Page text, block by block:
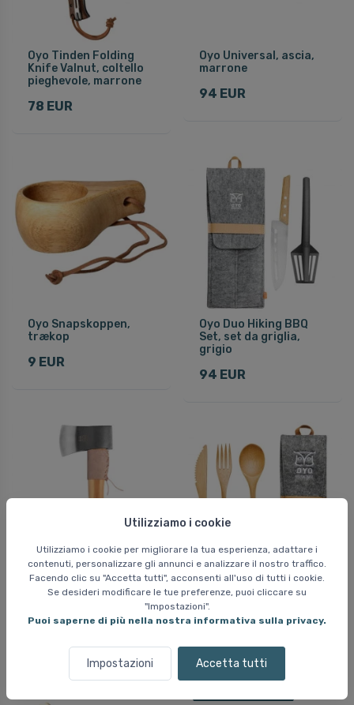
Utilizziamo i cookie
Utilizziamo i cookie per migliorare la tua esperienza, adattare i
contenuti, personalizzare gli annunci e analizzare il nostro traffico.
Facendo clic su "Accetta tutti", acconsenti all'uso di tutti i cookie.
Se desideri modificare le tue preferenze, puoi cliccare su
"Impostazioni".
Puoi saperne di più nella nostra informativa sulla privacy.
Impostazioni Accetta tutti
Oyo Tinden Folding
Knife Valnut, coltello
pieghevole, marrone
78 EUR
Oyo Universal, ascia,
marrone
94 EUR
Oyo Snapskoppen,
trækop
9 EUR
Oyo Duo Hiking BBQ
Set, set da griglia,
grigio
94 EUR
Oyo Hiking, ascia,
62 EUR
Oyo Turtagroe Posate
in Legno, posate